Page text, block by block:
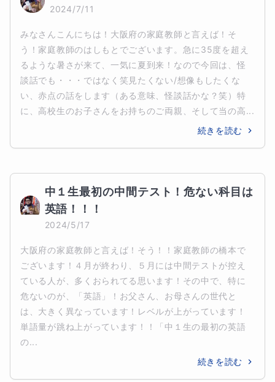
2024/7/11
みなさんこんにちは！大阪府の家庭教師と言えば！そ
う！家庭教師のはしもとでございます。急に35度を超え
るような暑さが来て、一気に夏到来！なので今回は、怪
談話でも・・・ではなく笑見たくない/想像もしたくな
い、赤点の話をします（ある意味、怪談話かな？笑）特
に、高校生のお子さんをお持ちのご両親、そして当の高...
続きを読む
中１生最初の中間テスト！危ない科目は
英語！！！
2024/5/17
大阪府の家庭教師と言えば！そう！！家庭教師の橋本で
ございます！４月が終わり、５月には中間テストが控え
ている人が、多くおられてる思います！その中で、特に
危ないのが、「英語」！お父さん、お母さんの世代と
は、大きく異なっています！レベルが上がっています！
単語量が跳ね上がっています！！「中１生の最初の英語
の...
続きを読む